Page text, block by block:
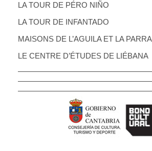
LA TOUR DE PÉRO NIÑO
LA TOUR DE INFANTADO
MAISONS DE L’AGUILA ET LA PARRA
LE CENTRE D’ÉTUDES DE LIÉBANA